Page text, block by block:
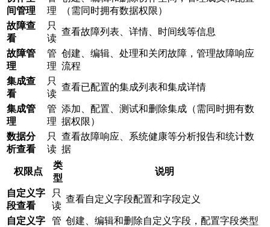
间管理
理
（需同时拥有数据权限）
故障查
看
只
读
查看故障列表、详情、时间线等信息
故障管
理
管
理
创建、编辑、处理和关闭故障，管理故障响应
流程
集成查
看
只
读
查看已配置的集成列表和集成详情
集成管
理
管
理
添加、配置、测试和删除集成（需同时拥有数
据权限）
数据分
析查看
只
读
查看故障响应、系统健康等分析报告和统计数
据
权限点
类
型
说明
自定义字
段查看
只
读
查看自定义字段配置和字段定义
自定义字
管 创建、编辑和删除自定义字段，配置字段类型